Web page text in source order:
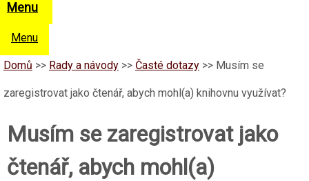
Menu
Menu
Domů >> Rady a návody >> Časté dotazy >> Musím se
zaregistrovat jako čtenář, abych mohl(a) knihovnu využívat?
Musím se zaregistrovat jako
čtenář, abych mohl(a)